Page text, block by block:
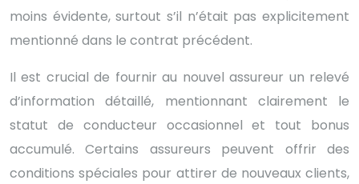
moins évidente, surtout s’il n’était pas explicitement
mentionné dans le contrat précédent.
Il est crucial de fournir au nouvel assureur un relevé
d’information détaillé, mentionnant clairement le
statut de conducteur occasionnel et tout bonus
accumulé. Certains assureurs peuvent offrir des
conditions spéciales pour attirer de nouveaux clients,